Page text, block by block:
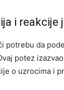
i reakcije
potrebu da
potez
o uzrocima i